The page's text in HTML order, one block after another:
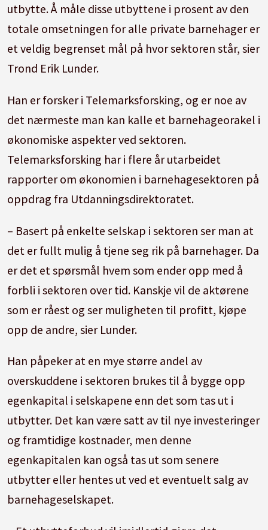
utbytte. Å måle disse utbyttene i prosent av den
totale omsetningen for alle private barnehager er
et veldig begrenset mål på hvor sektoren står, sier
Trond Erik Lunder.
Han er forsker i Telemarksforsking, og er noe av
det nærmeste man kan kalle et barnehageorakel i
økonomiske aspekter ved sektoren.
Telemarksforsking har i flere år utarbeidet
rapporter om økonomien i barnehagesektoren på
oppdrag fra Utdanningsdirektoratet.
– Basert på enkelte selskap i sektoren ser man at
det er fullt mulig å tjene seg rik på barnehager. Da
er det et spørsmål hvem som ender opp med å
forbli i sektoren over tid. Kanskje vil de aktørene
som er råest og ser muligheten til profitt, kjøpe
opp de andre, sier Lunder.
Han påpeker at en mye større andel av
overskuddene i sektoren brukes til å bygge opp
egenkapital i selskapene enn det som tas ut i
utbytter. Det kan være satt av til nye investeringer
og framtidige kostnader, men denne
egenkapitalen kan også tas ut som senere
utbytter eller hentes ut ved et eventuelt salg av
barnehageselskapet.